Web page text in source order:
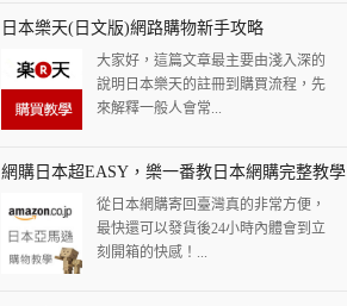
日本樂天(日文版)網路購物新手攻略
大家好，這篇文章最主要由淺入深的
說明日本樂天的註冊到購買流程，先
來解釋一般人會常...
網購日本超EASY，樂一番教日本網購完整教學
流程！
從日本網購寄回臺灣真的非常方便，
最快還可以發貨後24小時內體會到立
刻開箱的快感！...